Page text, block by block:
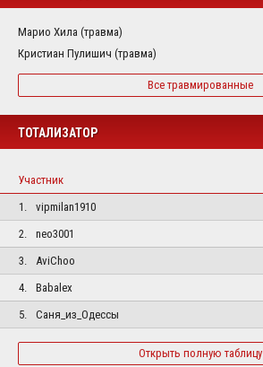
Марио Хила (травма)
Кристиан Пулишич (травма)
Все травмированные
ТОТАЛИЗАТОР
Участник
1.
vipmilan1910
2.
neo3001
3.
AviChoo
4.
Babalex
5.
Саня_из_Одессы
Открыть полную таблицу